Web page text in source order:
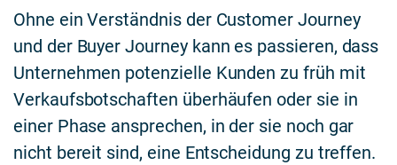
Ohne ein Verständnis der Customer Journey
und der Buyer Journey kann es passieren, dass
Unternehmen potenzielle Kunden zu früh mit
Verkaufsbotschaften überhäufen oder sie in
einer Phase ansprechen, in der sie noch gar
nicht bereit sind, eine Entscheidung zu treffen.